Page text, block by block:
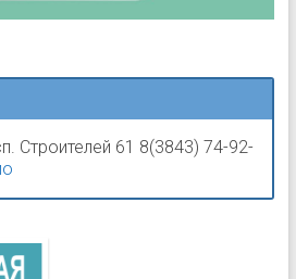
Строителей 61 8(3843) 74-92-